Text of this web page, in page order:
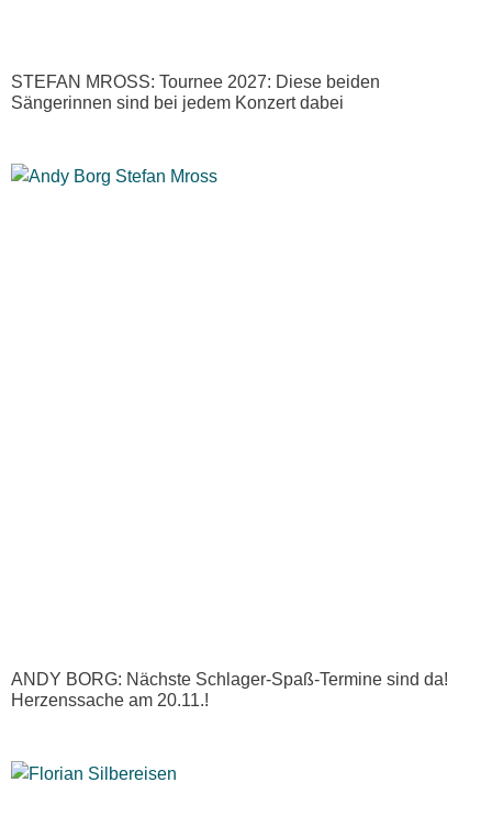
STEFAN MROSS: Tournee 2027: Diese beiden
Sängerinnen sind bei jedem Konzert dabei
ANDY BORG: Nächste Schlager-Spaß-Termine sind da!
Herzenssache am 20.11.!